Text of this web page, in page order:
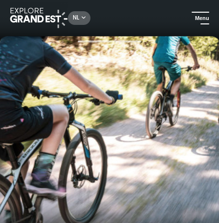
NL Menu
Kijk je ogen uit in de Grand Est Mountainbiken in de vallei van het Lac Blanc-resort